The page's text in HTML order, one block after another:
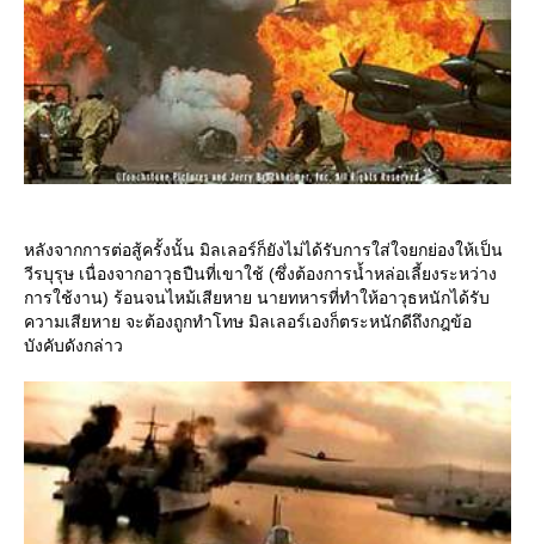
หลังจากการต่อสู้ครั้งนั้น มิลเลอร์ก็ยังไม่ได้รับการใส่ใจยกย่องให้เป็น
วีรบุรุษ เนื่องจากอาวุธปืนที่เขาใช้ (ซึ่งต้องการน้ำหล่อเลี้ยงระหว่าง
การใช้งาน) ร้อนจนไหม้เสียหาย นายทหารที่ทำให้อาวุธหนักได้รับ
ความเสียหาย จะต้องถูกทำโทษ มิลเลอร์เองก็ตระหนักดีถึงกฎข้อ
บังคับดังกล่าว